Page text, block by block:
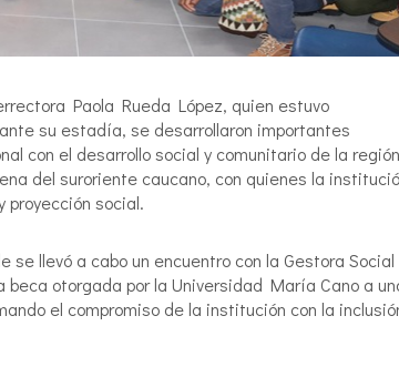
Paola Rueda López, quien estuvo
su estadía, se desarrollaron importantes
con el desarrollo social y comunitario de la
del suroriente caucano, con quienes la
social.
llevó a cabo un encuentro con la Gestora
otorgada por la Universidad María Cano a
el compromiso de la institución con la